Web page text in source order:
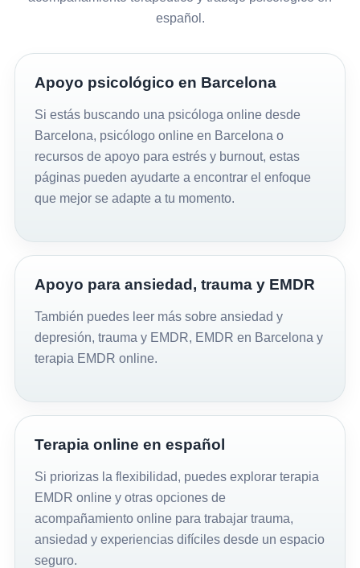
español.
Apoyo psicológico en Barcelona
Si estás buscando una psicóloga online desde
Barcelona, psicólogo online en Barcelona o
recursos de apoyo para estrés y burnout, estas
páginas pueden ayudarte a encontrar el enfoque
que mejor se adapte a tu momento.
Apoyo para ansiedad, trauma y EMDR
También puedes leer más sobre ansiedad y
depresión, trauma y EMDR, EMDR en Barcelona y
terapia EMDR online.
Terapia online en español
Si priorizas la flexibilidad, puedes explorar terapia
EMDR onliney otras opciones de
acompañamiento online para trabajar trauma,
ansiedad y experiencias difíciles desde un espacio
seguro.